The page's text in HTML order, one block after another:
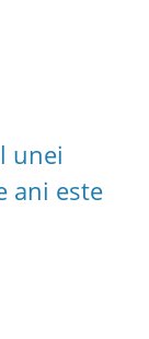
unei
ani este